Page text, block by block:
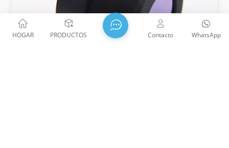
HOGAR PRODUCTOS WhatsApp
Contacto